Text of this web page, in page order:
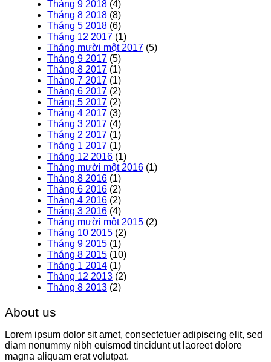
Tháng 9 2018 (4)
Tháng 8 2018 (8)
Tháng 5 2018 (6)
Tháng 12 2017 (1)
Tháng mười một 2017 (5)
Tháng 9 2017 (5)
Tháng 8 2017 (1)
Tháng 7 2017 (1)
Tháng 6 2017 (2)
Tháng 5 2017 (2)
Tháng 4 2017 (3)
Tháng 3 2017 (4)
Tháng 2 2017 (1)
Tháng 1 2017 (1)
Tháng 12 2016 (1)
Tháng mười một 2016 (1)
Tháng 8 2016 (1)
Tháng 6 2016 (2)
Tháng 4 2016 (2)
Tháng 3 2016 (4)
Tháng mười một 2015 (2)
Tháng 10 2015 (2)
Tháng 9 2015 (1)
Tháng 8 2015 (10)
Tháng 1 2014 (1)
Tháng 12 2013 (2)
Tháng 8 2013 (2)
About us
Lorem ipsum dolor sit amet, consectetuer adipiscing elit, sed
diam nonummy nibh euismod tincidunt ut laoreet dolore
magna aliquam erat volutpat.